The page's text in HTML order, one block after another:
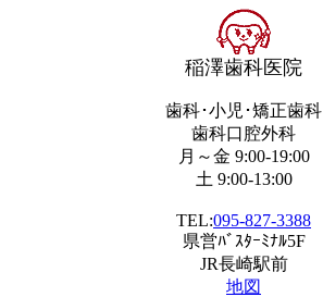
稲澤歯科医院
歯科･小児･矯正歯科
歯科口腔外科
月～金 9:00-19:00
土 9:00-13:00
TEL:095-827-3388
県営ﾊﾞｽﾀｰﾐﾅﾙ5F
JR長崎駅前
地図